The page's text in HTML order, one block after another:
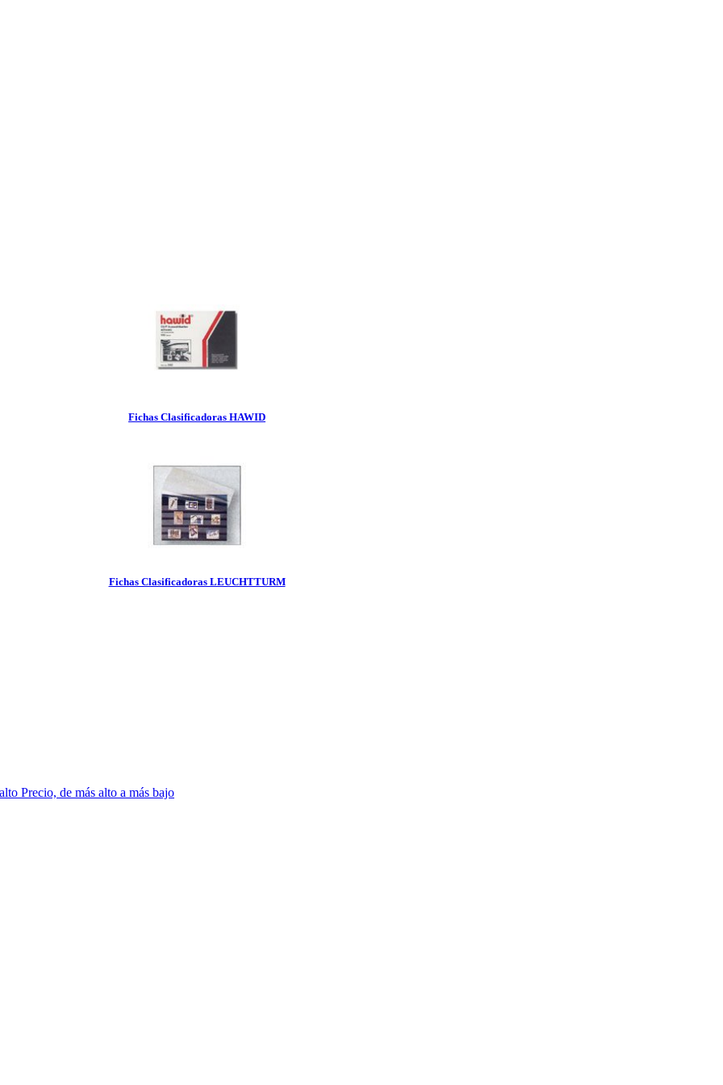
Fichas Clasificadoras HAWID
Fichas Clasificadoras LEUCHTTURM
Precio, de más alto a más bajo